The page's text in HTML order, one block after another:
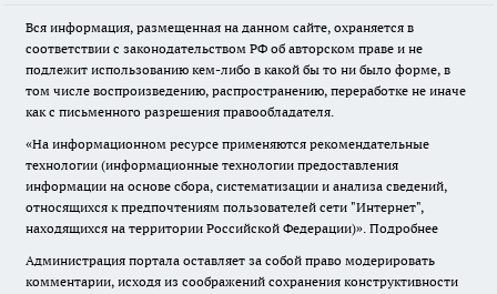
Вся информация, размещенная на данном сайте, охраняется в
соответствии с законодательством РФ об авторском праве и не
подлежит использованию кем-либо в какой бы то ни было форме, в
том числе воспроизведению, распространению, переработке не иначе
как с письменного разрешения правообладателя.
«На информационном ресурсе применяются рекомендательные
технологии (информационные технологии предоставления
информации на основе сбора, систематизации и анализа сведений,
относящихся к предпочтениям пользователей сети "Интернет",
находящихся на территории Российской Федерации)». Подробнее
Администрация портала оставляет за собой право модерировать
комментарии, исходя из соображений сохранения конструктивности